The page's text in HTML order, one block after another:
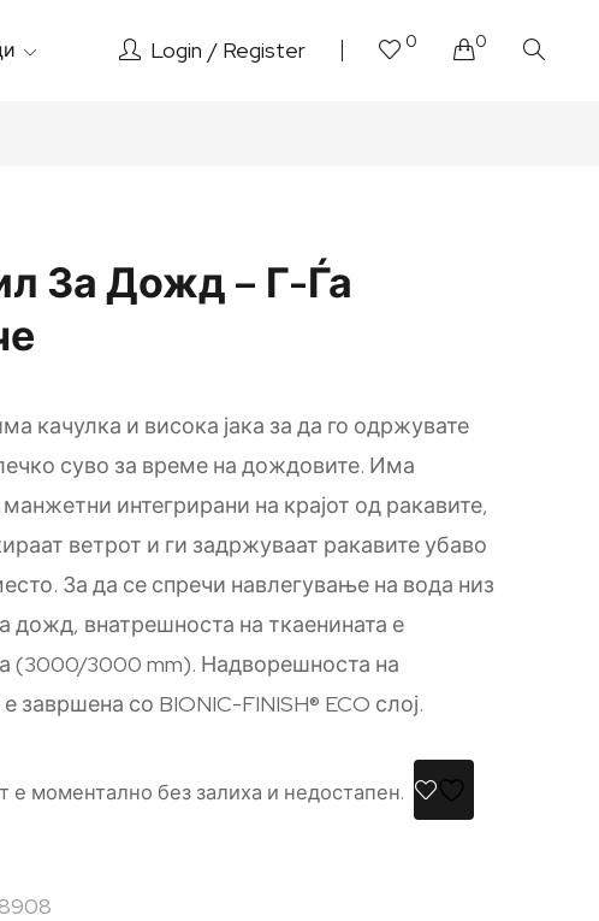
Login Register 0 0
За Дожд – Г-Ѓа
качулка и висока јака за да го одржувате
суво за време на дождовите. Има
манжетни интегрирани на крајот од ракавите,
ветрот и ги задржуваат ракавите убаво
За да се спречи навлегување на вода низ
дожд, внатрешноста на ткаенината е
(3000/3000 mm). Надворешноста на
завршена со BIONIC-FINISH® ECO слој.
е моментално без залиха и недостапен.